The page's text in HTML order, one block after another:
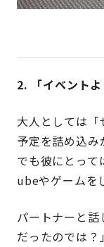
2. 「イベント
大人としては
予定を詰め込み
でも彼にとって
ubeやゲームを
パートナーと
だったのでは